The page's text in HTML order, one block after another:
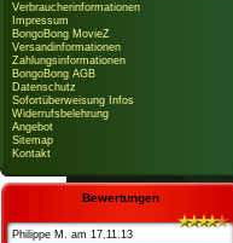
Verbraucherinformationen
Impressum
BongoBong MovieZ
Versandinformationen
Zahlungsinformationen
BongoBong AGB
Datenschutz
Sofortüberweisung Infos
Widerrufsbelehrung
Angebot
Sitemap
Kontakt
Bewertungen
Philippe M. am 17.11.13